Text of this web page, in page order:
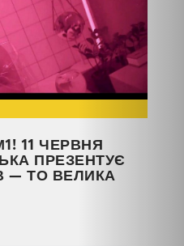
11 ЧЕРВНЯ
ПРЕЗЕНТУЄ
— ТО ВЕЛИКА